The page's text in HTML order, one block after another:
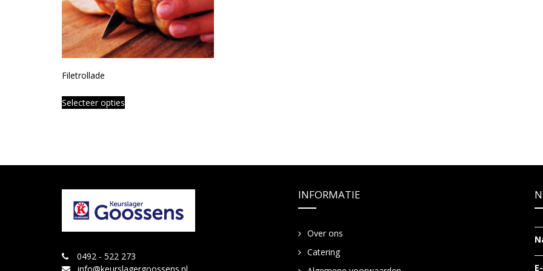
Filetrollade
Selecteer opties
0492 - 522 273
info@keurslagergoossens.nl
INFORMATIE
Over ons
Catering